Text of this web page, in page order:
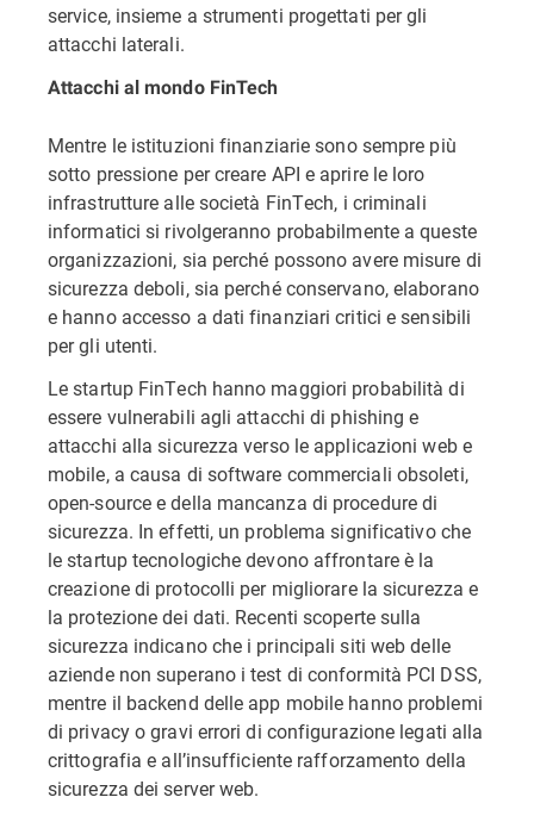
service, insieme a strumenti progettati per gli
attacchi laterali.
Attacchi al mondo FinTech
Mentre le istituzioni finanziarie sono sempre più
sotto pressione per creare API e aprire le loro
infrastrutture alle società FinTech, i criminali
informatici si rivolgeranno probabilmente a queste
organizzazioni, sia perché possono avere misure di
sicurezza deboli, sia perché conservano, elaborano
e hanno accesso a dati finanziari critici e sensibili
per gli utenti.
Le startup FinTech hanno maggiori probabilità di
essere vulnerabili agli attacchi di phishing e
attacchi alla sicurezza verso le applicazioni web e
mobile, a causa di software commerciali obsoleti,
open-source e della mancanza di procedure di
sicurezza. In effetti, un problema significativo che
le startup tecnologiche devono affrontare è la
creazione di protocolli per migliorare la sicurezza e
la protezione dei dati. Recenti scoperte sulla
sicurezza indicano che i principali siti web delle
aziende non superano i test di conformità PCI DSS,
mentre il backend delle app mobile hanno problemi
di privacy o gravi errori di configurazione legati alla
crittografia e all’insufficiente rafforzamento della
sicurezza dei server web.